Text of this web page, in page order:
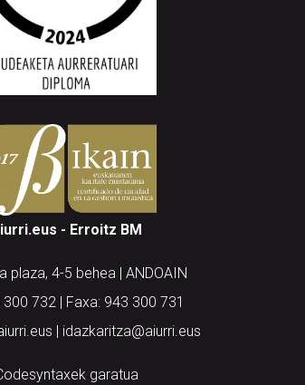
- Erroitz BM
plaza, 4-5 behea | ANDOAIN
300 732 | Faxa: 943 300 731
| idazkaritza@aiurri.eus
garatua